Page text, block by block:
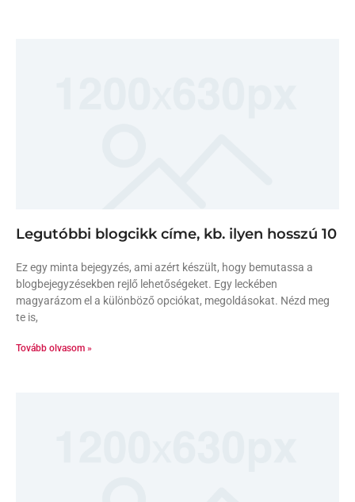
Legutóbbi blogcikk címe, kb. ilyen hosszú 10
Ez egy minta bejegyzés, ami azért készült, hogy bemutassa a
blogbejegyzésekben rejlő lehetőségeket. Egy leckében
magyarázom el a különböző opciókat, megoldásokat. Nézd meg
te is,
Tovább olvasom »